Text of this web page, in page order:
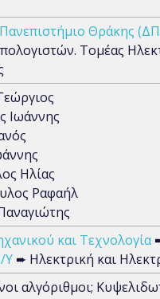
Θράκης
Τομέας
Ιωάννης
Ηλίας
Ραφαήλ
και Τεχνολογία
Υ ➨ Ηλεκτρική και
αλγόριθμοι;